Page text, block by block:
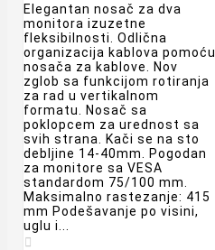
Elegantan nosač za dva
monitora izuzetne
fleksibilnosti. Odlična
organizacija kablova pomoću
nosača za kablove. Nov
zglob sa funkcijom rotiranja
za rad u vertikalnom
formatu. Nosač sa
poklopcem za urednost sa
svih strana. Kači se na sto
debljine 14-40mm. Pogodan
za monitore sa VESA
standardom 75/100 mm.
Maksimalno rastezanje: 415
mm Podešavanje po visini,
uglu i...
